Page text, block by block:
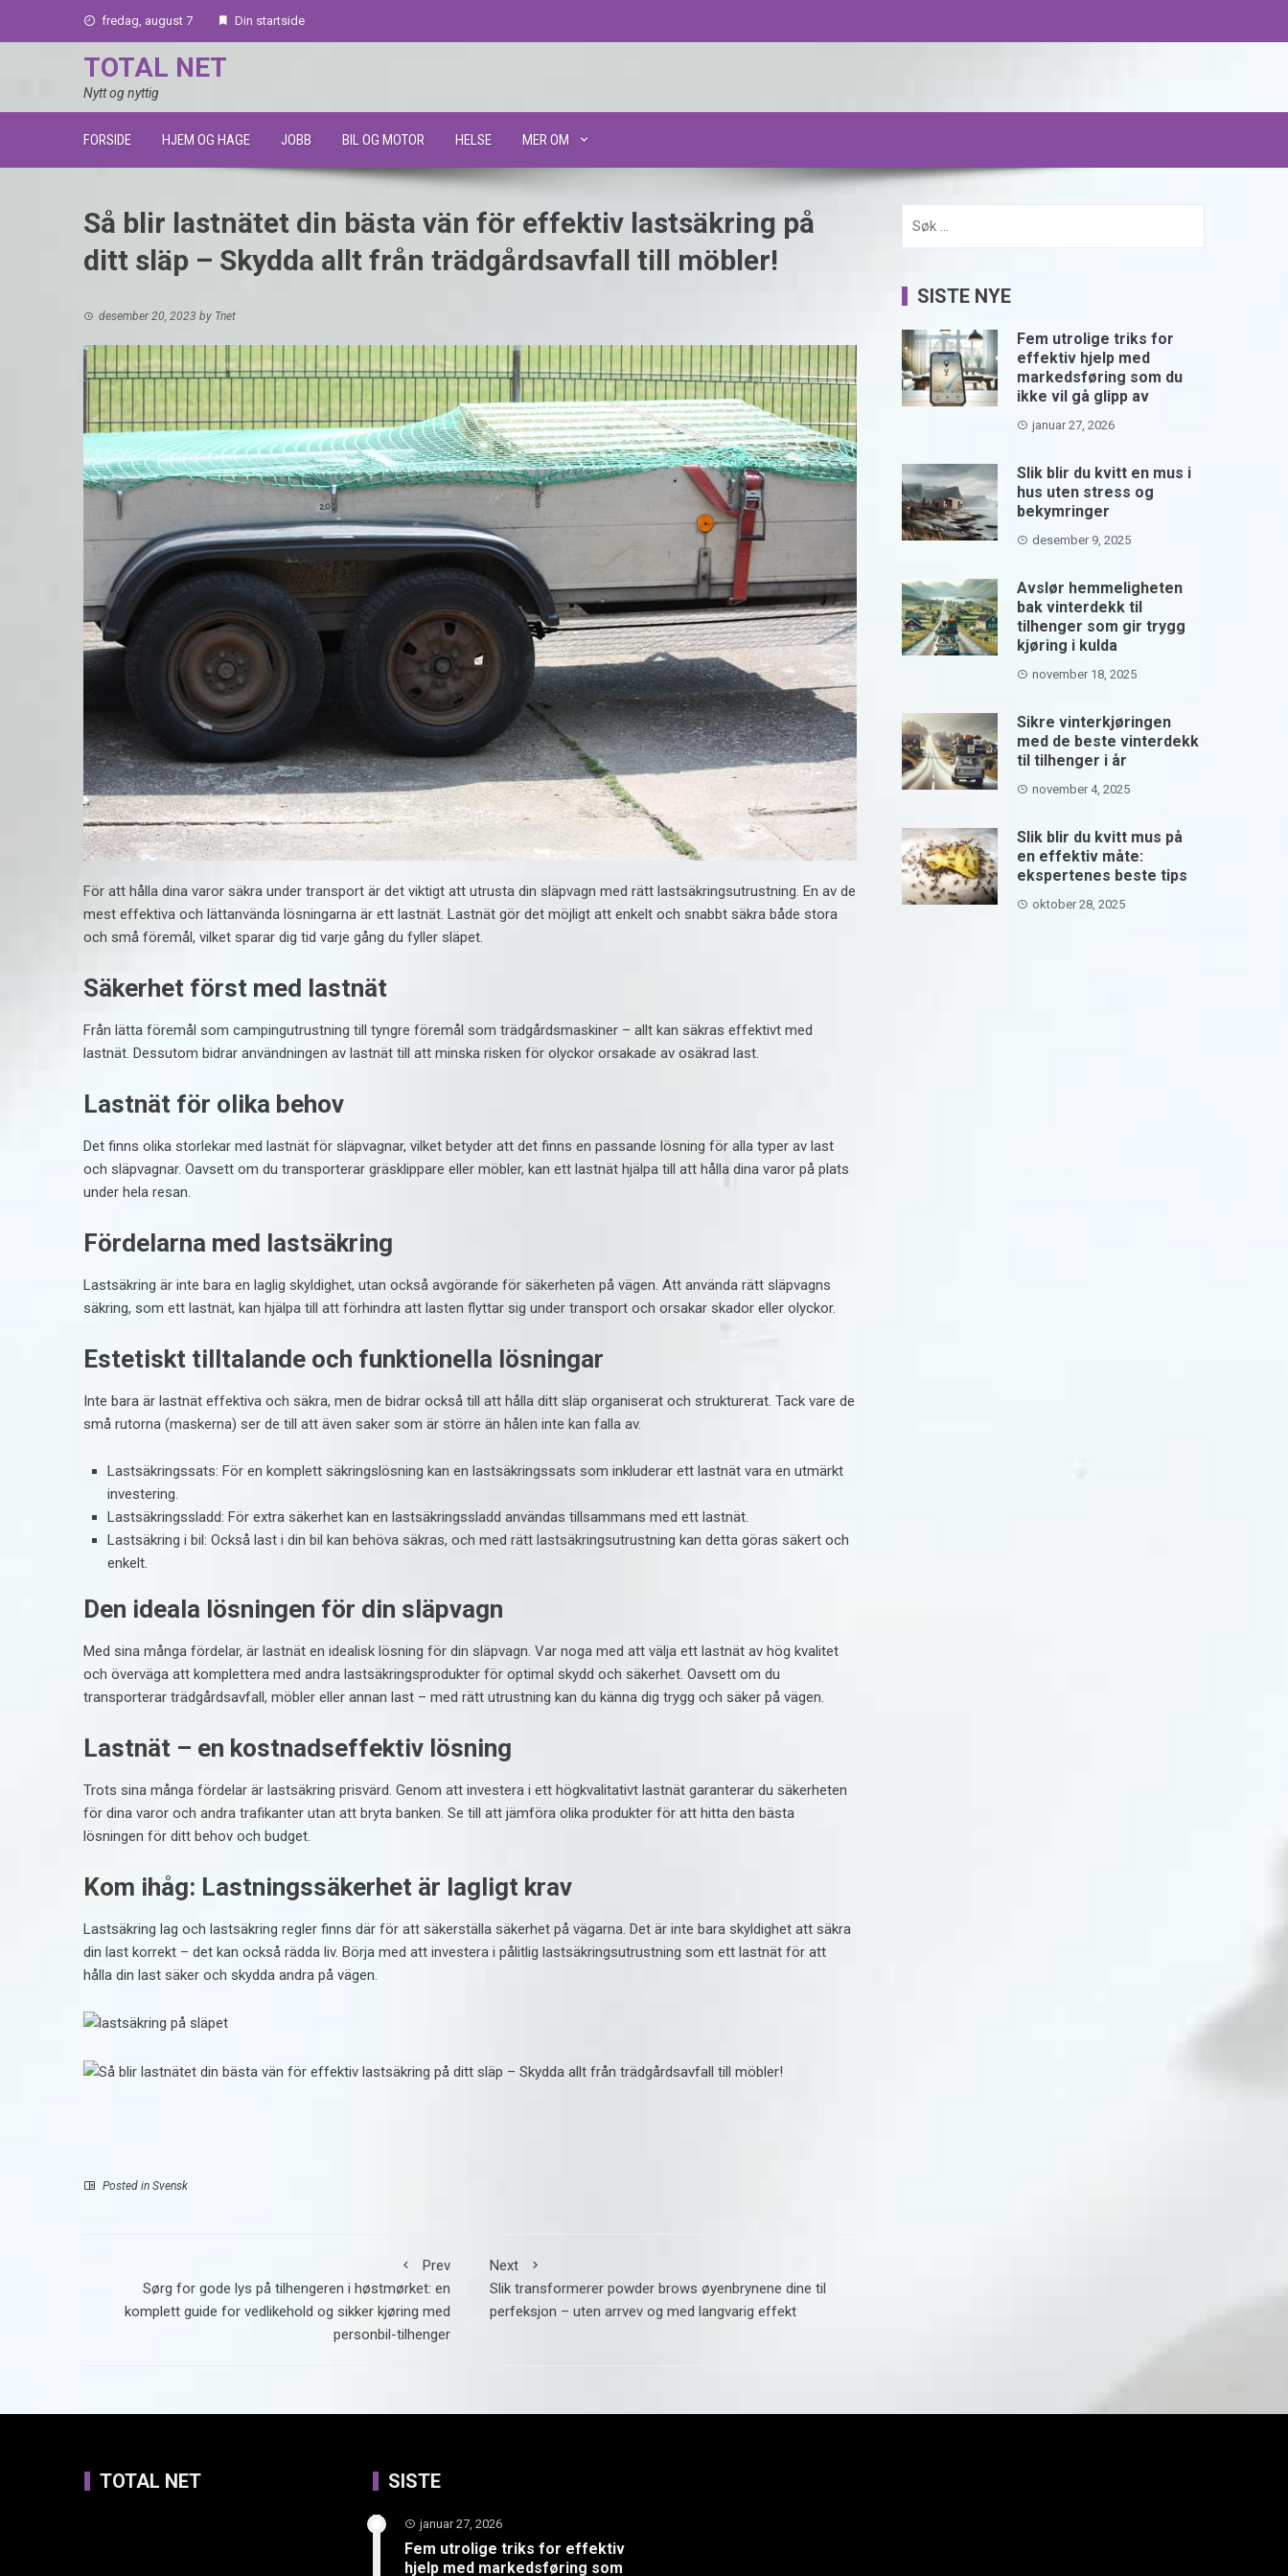
fredag, august 7 Din startside
TOTAL NET
Nytt og nyttig
FORSIDE HJEM OG HAGE JOBB BIL OG MOTOR HELSE MER OM
Så blir lastnätet din bästa vän för effektiv lastsäkring på
ditt släp – Skydda allt från trädgårdsavfall till möbler!
desember 20, 2023 by Tnet
För att hålla dina varor säkra under transport är det viktigt att utrusta din släpvagn med rätt lastsäkringsutrustning. En av de
mest effektiva och lättanvända lösningarna är ett lastnät. Lastnät gör det möjligt att enkelt och snabbt säkra både stora
och små föremål, vilket sparar dig tid varje gång du fyller släpet.
Säkerhet först med lastnät
Från lätta föremål som campingutrustning till tyngre föremål som trädgårdsmaskiner – allt kan säkras effektivt med
lastnät. Dessutom bidrar användningen av lastnät till att minska risken för olyckor orsakade av osäkrad last.
Lastnät för olika behov
Det finns olika storlekar med lastnät för släpvagnar, vilket betyder att det finns en passande lösning för alla typer av last
och släpvagnar. Oavsett om du transporterar gräsklippare eller möbler, kan ett lastnät hjälpa till att hålla dina varor på plats
under hela resan.
Fördelarna med lastsäkring
Lastsäkring är inte bara en laglig skyldighet, utan också avgörande för säkerheten på vägen. Att använda rätt släpvagns
säkring, som ett lastnät, kan hjälpa till att förhindra att lasten flyttar sig under transport och orsakar skador eller olyckor.
Estetiskt tilltalande och funktionella lösningar
Inte bara är lastnät effektiva och säkra, men de bidrar också till att hålla ditt släp organiserat och strukturerat. Tack vare de
små rutorna (maskerna) ser de till att även saker som är större än hålen inte kan falla av.
Lastsäkringssats: För en komplett säkringslösning kan en lastsäkringssats som inkluderar ett lastnät vara en utmärkt
investering.
Lastsäkringssladd: För extra säkerhet kan en lastsäkringssladd användas tillsammans med ett lastnät.
Lastsäkring i bil: Också last i din bil kan behöva säkras, och med rätt lastsäkringsutrustning kan detta göras säkert och
enkelt.
Den ideala lösningen för din släpvagn
Med sina många fördelar, är lastnät en idealisk lösning för din släpvagn. Var noga med att välja ett lastnät av hög kvalitet
och överväga att komplettera med andra lastsäkringsprodukter för optimal skydd och säkerhet. Oavsett om du
transporterar trädgårdsavfall, möbler eller annan last – med rätt utrustning kan du känna dig trygg och säker på vägen.
Lastnät – en kostnadseffektiv lösning
Trots sina många fördelar är lastsäkring prisvärd. Genom att investera i ett högkvalitativt lastnät garanterar du säkerheten
för dina varor och andra trafikanter utan att bryta banken. Se till att jämföra olika produkter för att hitta den bästa
lösningen för ditt behov och budget.
Kom ihåg: Lastningssäkerhet är lagligt krav
Lastsäkring lag och lastsäkring regler finns där för att säkerställa säkerhet på vägarna. Det är inte bara skyldighet att säkra
din last korrekt – det kan också rädda liv. Börja med att investera i pålitlig lastsäkringsutrustning som ett lastnät för att
hålla din last säker och skydda andra på vägen.
Posted in Svensk
Prev
Sørg for gode lys på tilhengeren i høstmørket: en
komplett guide for vedlikehold og sikker kjøring med
personbil-tilhenger
Next
Slik transformerer powder brows øyenbrynene dine til
perfeksjon – uten arrvev og med langvarig effekt
etter:
SISTE NYE
Fem utrolige triks for
effektiv hjelp med
markedsføring som du
ikke vil gå glipp av
januar 27, 2026
Slik blir du kvitt en mus i
hus uten stress og
bekymringer
desember 9, 2025
Avslør hemmeligheten
bak vinterdekk til
tilhenger som gir trygg
kjøring i kulda
november 18, 2025
Sikre vinterkjøringen
med de beste vinterdekk
til tilhenger i år
november 4, 2025
Slik blir du kvitt mus på
en effektiv måte:
ekspertenes beste tips
oktober 28, 2025
TOTAL NET SISTE
januar 27, 2026
Fem utrolige triks for effektiv
hjelp med markedsføring som